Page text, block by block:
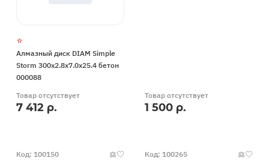
Алмазный диск DIAM Simple
Storm 300x2.8x7.0x25.4 бетон
000088
Товар отсутствует
7 412 р.
Товар отсутствует
1 500 р.
Код: 100150 Код: 100265